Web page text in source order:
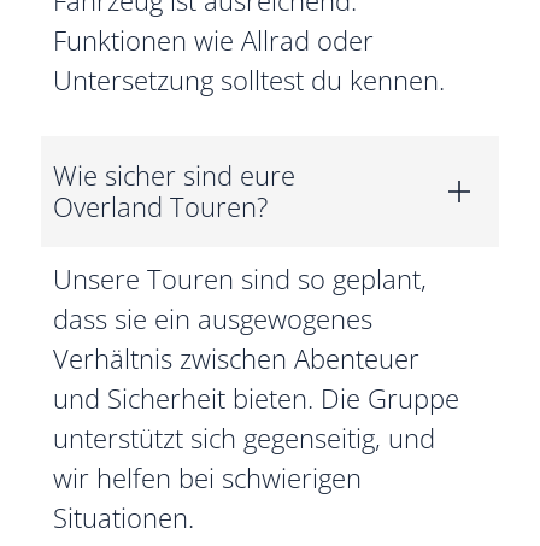
Funktionen wie Allrad oder
Untersetzung solltest du kennen.
Wie sicher sind eure
Overland Touren?
Unsere Touren sind so geplant,
dass sie ein ausgewogenes
Verhältnis zwischen Abenteuer
und Sicherheit bieten. Die Gruppe
unterstützt sich gegenseitig, und
wir helfen bei schwierigen
Situationen.